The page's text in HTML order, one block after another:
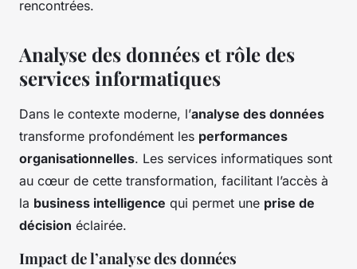
rencontrées.
Analyse des données et rôle des
services informatiques
Dans le contexte moderne, l’analyse des données
transforme profondément les performances
organisationnelles. Les services informatiques sont
au cœur de cette transformation, facilitant l’accès à
la business intelligence qui permet une prise de
décision éclairée.
Impact de l’analyse des données